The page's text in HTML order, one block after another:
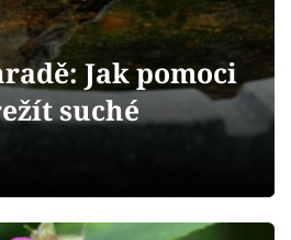
Jak pomoci
suché